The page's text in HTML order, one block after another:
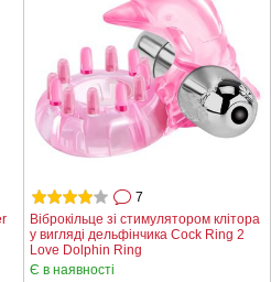
Віброкільце зі стимулятором клітора
у вигляді дельфінчика Cock Ring 2
Love Dolphin Ring
7
Є в наявності